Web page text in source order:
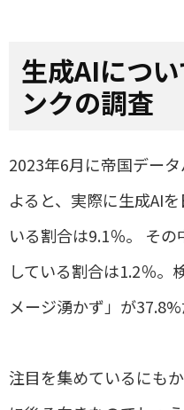
生成AIにつ
ンクの調査
2023年6月に帝国デー
よると、実際に生成AI
いる割合は9.1％。 そ
している割合は1.2％。
メージ湧かず」が37.8%
注目を集めているにも